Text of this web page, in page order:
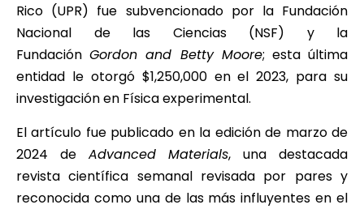
Rico (UPR) fue subvencionado por la Fundación
Nacional de las Ciencias (NSF) y la
FundaciónGordon and Betty Moore; esta última
entidad le otorgó $1,250,000 en el 2023, para su
investigación en Física experimental.
El artículo fue publicado en la edición de marzo de
2024 de Advanced Materials, una destacada
revista científica semanal revisada por pares y
reconocida como una de las más influyentes en el